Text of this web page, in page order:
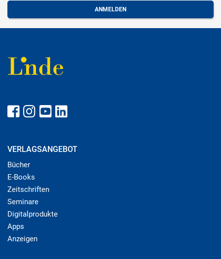
VERLAGSANGEBOT
Bücher
E-Books
Zeitschriften
Seminare
Digitalprodukte
Apps
Anzeigen